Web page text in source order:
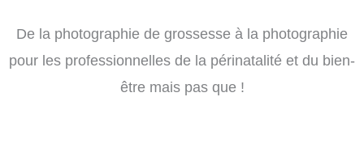
De la photographie de grossesse à la photographie
pour les professionnelles de la périnatalité et du bien-
être mais pas que !